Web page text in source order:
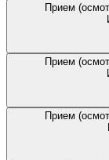
Прием
Прием
Прием